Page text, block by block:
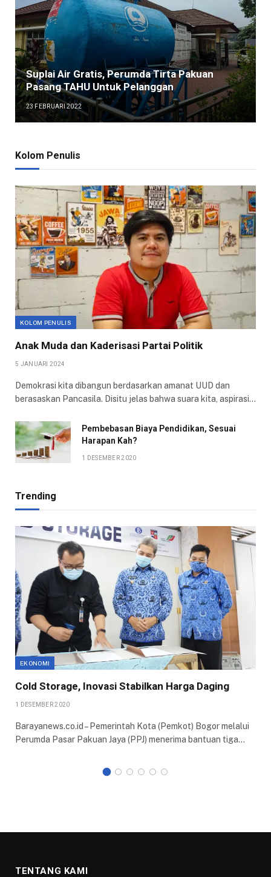
Suplai Air Gratis, Perumda Tirta Pakuan
Pasang TAHU Untuk Pelanggan
23 FEBRUARI 2022
Kolom Penulis
KOLOM PENULIS
Anak Muda dan Kaderisasi Partai Politik
5 JANUARI 2024
Demokrasi kita dibangun berdasarkan amanat UUD dan
berasaskan Pancasila. Disitu jelas bahwa suara kita, aspirasi…
Pembebasan Biaya Pendidikan, Sesuai
Harapan Kah?
1 DESEMBER 2020
Trending
EKONOMI
Cold Storage, Inovasi Stabilkan Harga Daging
1 DESEMBER 2020
Barayanews.co.id – Pemerintah Kota (Pemkot) Bogor melalui
Perumda Pasar Pakuan Jaya (PPJ) menerima bantuan tiga…
TENTANG KAMI